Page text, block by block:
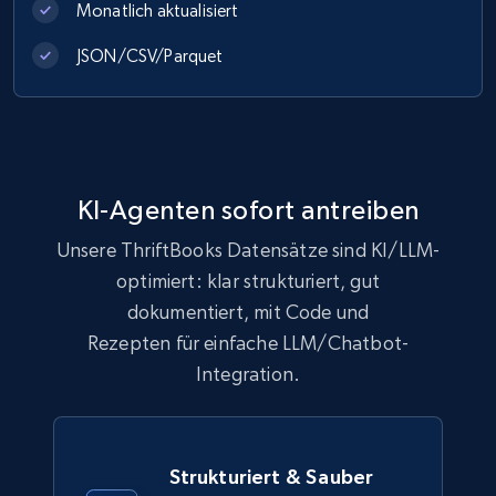
Model number, Gtin ean pn, Product name, and
eCommerce
162+
Ikea - Products
Monatlich aktualisiert
JSON/CSV/Parquet
KI-Agenten sofort antreiben
Unsere ThriftBooks Datensätze sind KI/LLM-
optimiert: klar strukturiert, gut
dokumentiert, mit Code und
Rezepten für einfache LLM/Chatbot-
Integration.
Strukturiert & Sauber